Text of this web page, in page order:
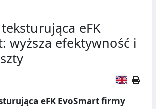
eFK
wyższa efektywność i
eFK EvoSmart firmy